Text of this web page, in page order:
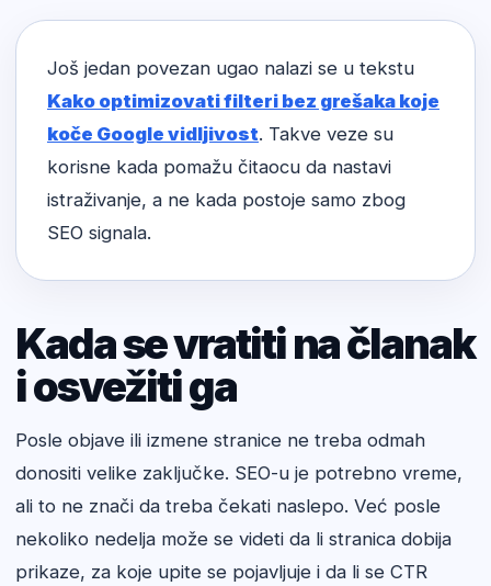
Još jedan povezan ugao nalazi se u tekstu
Kako optimizovati filteri bez grešaka koje
koče Google vidljivost. Takve veze su
korisne kada pomažu čitaocu da nastavi
istraživanje, a ne kada postoje samo zbog
SEO signala.
Kada se vratiti na članak
i osvežiti ga
Posle objave ili izmene stranice ne treba odmah
donositi velike zaključke. SEO-u je potrebno vreme,
ali to ne znači da treba čekati naslepo. Već posle
nekoliko nedelja može se videti da li stranica dobija
prikaze, za koje upite se pojavljuje i da li se CTR